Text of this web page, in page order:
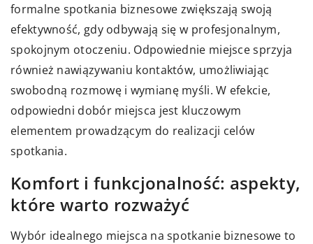
formalne spotkania biznesowe zwiększają swoją
efektywność, gdy odbywają się w profesjonalnym,
spokojnym otoczeniu. Odpowiednie miejsce sprzyja
również nawiązywaniu kontaktów, umożliwiając
swobodną rozmowę i wymianę myśli. W efekcie,
odpowiedni dobór miejsca jest kluczowym
elementem prowadzącym do realizacji celów
spotkania.
Komfort i funkcjonalność: aspekty,
które warto rozważyć
Wybór idealnego miejsca na spotkanie biznesowe to